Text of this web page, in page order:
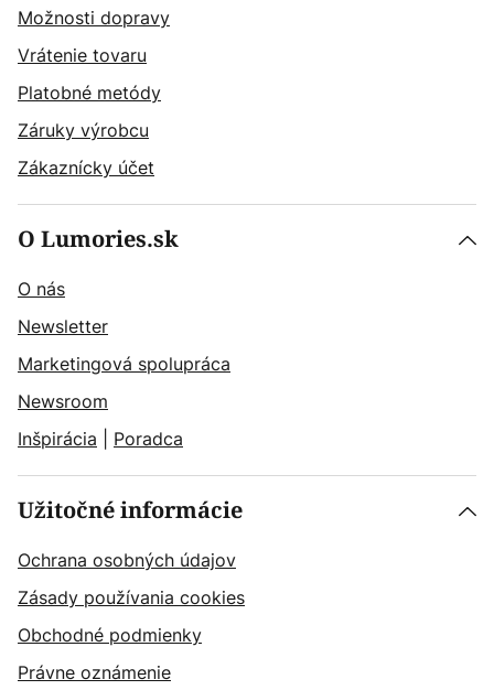
Možnosti dopravy
Vrátenie tovaru
Platobné metódy
Záruky výrobcu
Zákaznícky účet
O Lumories.sk
O nás
Newsletter
Marketingová spolupráca
Newsroom
Inšpirácia
Poradca
Užitočné informácie
Ochrana osobných údajov
Zásady používania cookies
Obchodné podmienky
Právne oznámenie